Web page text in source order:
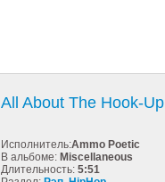
All About The Hook-Up
Исполнитель:Ammo Poetic
В альбоме: Miscellaneous
Длительность: 5:51